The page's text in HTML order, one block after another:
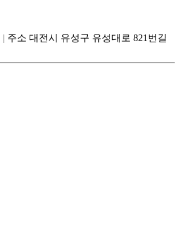
| 주소 대전시 유성구 유성대로 821번길